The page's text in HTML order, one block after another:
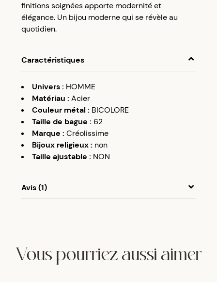
votre cagnotte fidélité sans minimum d’achat.
Utilisez votre cagnotte de fidélité dès votre
prochaine commande à partir de 50€ d’achats.
finitions soignées apporte modernité et
élégance. Un bijou moderne qui se révèle au
quotidien.
Caractéristiques
Univers: HOMME
Matériau : Acier
Couleur métal: BICOLORE
Taille de bague : 62
Marque : Créolissime
Bijoux religieux: non
Taille ajustable : NON
Avis (1)
Vous pourriez aussi aimer